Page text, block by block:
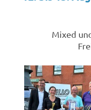
Mixed